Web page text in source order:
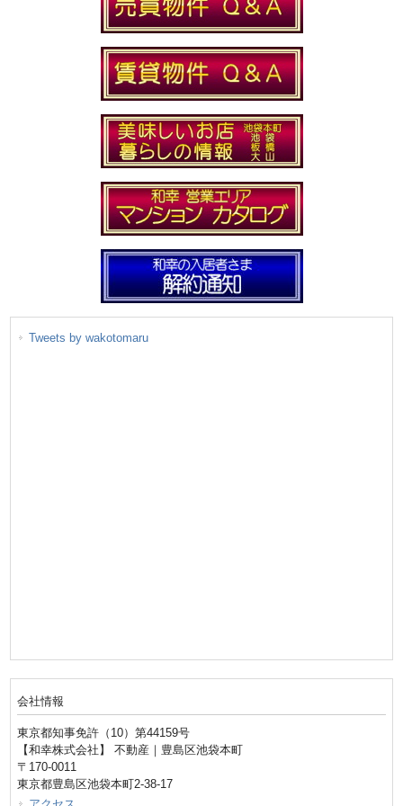
Tweets by wakotomaru
会社情報
東京都知事免許（10）第44159号
【和幸株式会社】 不動産｜豊島区池袋本町
〒170-0011
東京都豊島区池袋本町2-38-17